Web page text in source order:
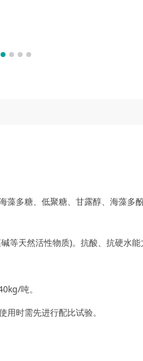
多糖、低聚糖、甘露醇、海藻多
等天然活性物质)。抗酸、抗硬水能
吨。
用时需先进行配比试验。